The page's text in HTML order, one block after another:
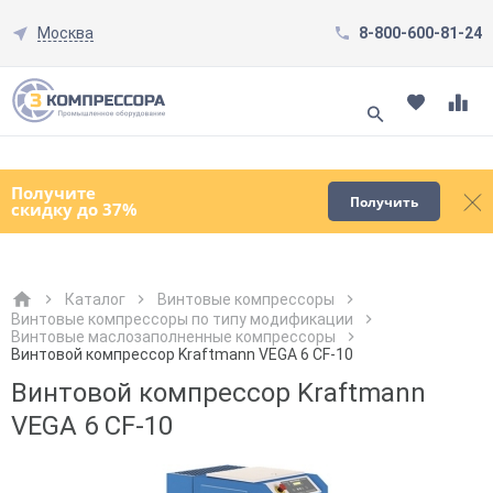
Москва 8-800-600-81-24
Получите
скидку до 37% Получить
Смотреть все товары
Каталог
Винтовые компрессоры
Винтовые компрессоры по типу модификации
Винтовые маслозаполненные компрессоры
Винтовой компрессор Kraftmann VEGA 6 CF-10
Винтовой компрессор Kraftmann
VEGA 6 CF-10
Как к Вам обращаться?
Телефон
Как к Вам обращаться?
Телефон
Город доставки
Как к Вам обращаться?
Как к Вам обращаться?
Телефон